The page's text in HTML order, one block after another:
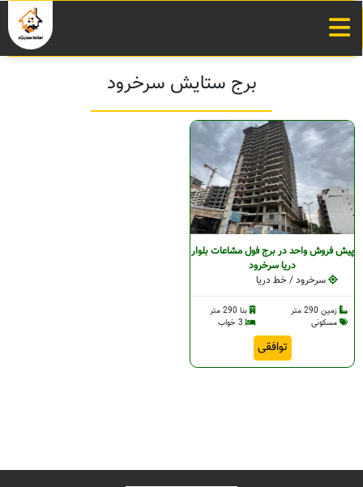
برج ستایش سرخرود
پیش فروش واحد در برج فول مشاعات بلوار
دریا سرخرود
سرخرود / خط دریا
زمین 290 متر
بنا 290 متر
مسکونی
توافقی